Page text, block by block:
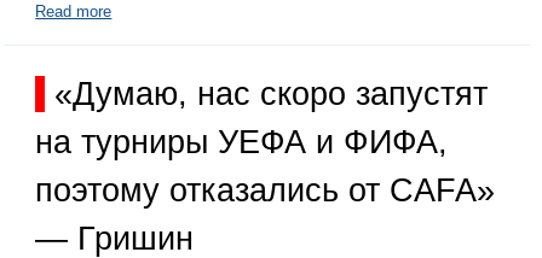
Read more
«Думаю, нас скоро запустят
на турниры УЕФА и ФИФА,
поэтому отказались от CAFA»
— Гришин